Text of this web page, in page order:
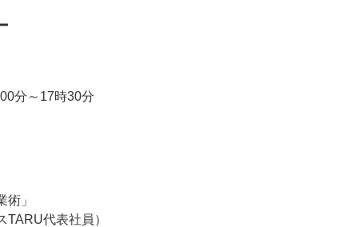
分～17時30分
術」
TARU代表社員）